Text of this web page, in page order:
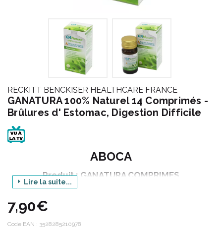
RECKITT BENCKISER HEALTHCARE FRANCE
GANATURA 100% Naturel 14 Comprimés -
Brûlures d' Estomac, Digestion Difficile
ABOCA
Produit : GANATURA COMPRIMES
Conditionnement : 14 comprimés à sucer
Code ACL : 6283006
Lire la suite...
7,90€
Code EAN : 3528285210978